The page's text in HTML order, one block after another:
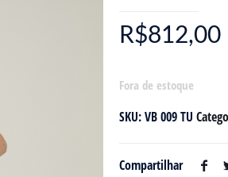
R$812,00
Fora de estoque
SKU:VB 009 TU
Compartilhar